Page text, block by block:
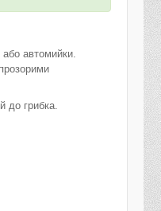
автомийки.
до грибка.